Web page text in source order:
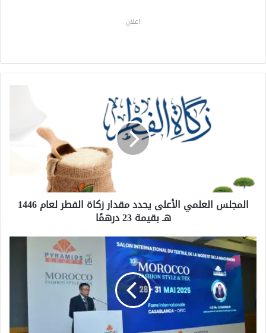
اعلان
ل
ا
ل
ل
المجلس العلمي الأعلى يحدد مقدار زكاة الفطر لعام 1446
هـ بقيمة 23 درهمًا
م
ع
ا